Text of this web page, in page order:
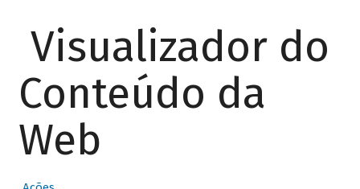
Visualizador do
Conteúdo da
Web